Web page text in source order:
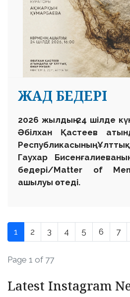
ЖАД БЕДЕРІ
2026 жылдың 24 шілде
Әбілхан Қастеев
Республикасының
Гаухар
бедері/Matter of
ашылуы өтеді.
1 2 3 4 5 6 7
Page 1 of 77
Latest Instagram